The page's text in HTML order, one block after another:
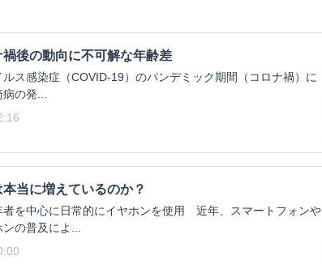
禍後の動向に不可解な年齢差
ス感染症（COVID-19）のパンデミック期間（コロナ禍）に
の発...
当に増えているのか？
者を中心に日常的にイヤホンを使用 近年、スマートフォンや
の普及によ...